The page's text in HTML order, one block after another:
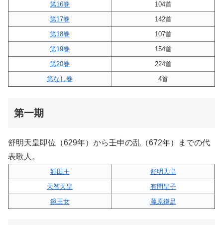
第16巻
104首
第17巻
142首
第18巻
107首
第19巻
154首
第20巻
224首
第なし巻
4首
第一期
舒明天皇即位（629年）から壬申の乱（672年）までの代
表歌人。
額田王
舒明天皇
天智天皇
有間皇子
鏡王女
藤原鎌足